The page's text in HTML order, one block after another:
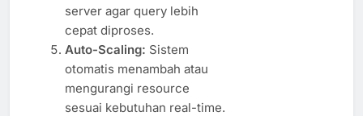
server agar query lebih
cepat diproses.
Auto-Scaling: Sistem
otomatis menambah atau
mengurangi resource
sesuai kebutuhan real-time.